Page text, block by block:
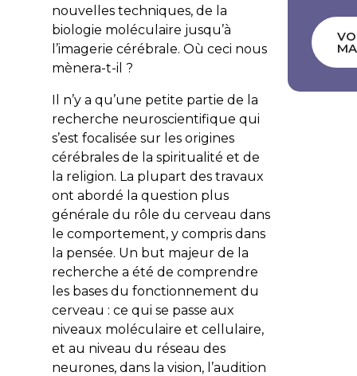
nouvelles techniques, de la
biologie moléculaire jusqu’à
l’imagerie cérébrale. Où ceci nous
mènera-t-il ?
Il n’y a qu’une petite partie de la
recherche neuroscientifique qui
s’est focalisée sur les origines
cérébrales de la spiritualité et de
la religion. La plupart des travaux
ont abordé la question plus
générale du rôle du cerveau dans
le comportement, y compris dans
la pensée. Un but majeur de la
recherche a été de comprendre
les bases du fonctionnement du
cerveau : ce qui se passe aux
niveaux moléculaire et cellulaire,
et au niveau du réseau des
neurones, dans la vision, l’audition